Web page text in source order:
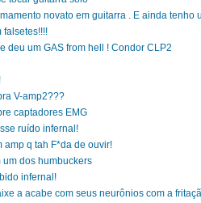
novato em guitarra . E ainda tenho
falsetes!!!!
deu um GAS from hell ! Condor CLP2
V-amp2???
captadores EMG
ruído infernal!
amp q tah F*da de ouvir!
dos humbuckers
infernal!
a acabe com seus neurônios com a